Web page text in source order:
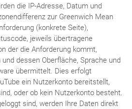
die IP-Adresse, Datum und
zur Greenwich Mean
(konkrete Seite),
jeweils übertragene
der die Anforderung kommt,
dessen Oberfläche, Sprache und
übermittelt. Dies erfolgt
ein Nutzerkonto bereitstellt,
oder ob kein Nutzerkonto besteht.
sind, werden Ihre Daten direkt